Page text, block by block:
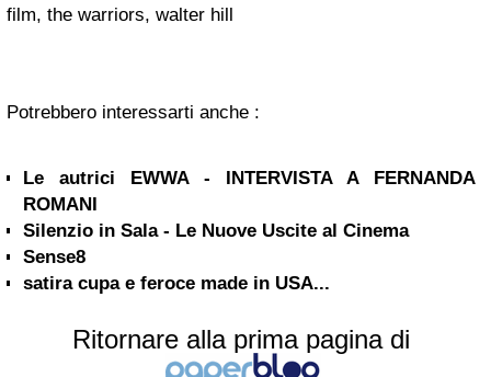
film, the warriors, walter hill
Potrebbero interessarti anche :
Le autrici EWWA - INTERVISTA A FERNANDA
ROMANI
Silenzio in Sala - Le Nuove Uscite al Cinema
Sense8
satira cupa e feroce made in USA...
Ritornare alla prima pagina di